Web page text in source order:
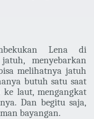
Lena di
menyebarkan
melihatnya jatuh
butuh satu saat
laut, mengangkat
Dan begitu saja,
bayangan.